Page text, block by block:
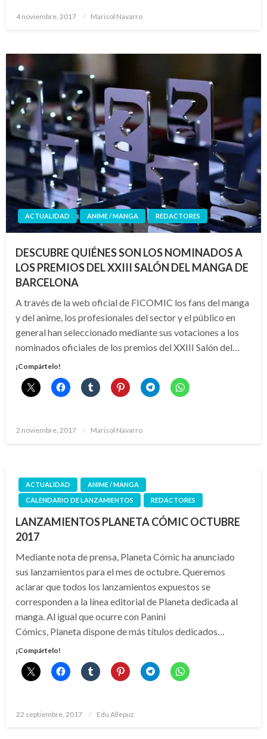
Publicado
4 noviembre, 2017 Marisol Navarro
ACTUALIDAD ANIME / MANGA REDACTORES
DESCUBRE QUIÉNES SON LOS NOMINADOS A
LOS PREMIOS DEL XXIII SALÓN DEL MANGA DE
BARCELONA
A través de la web oficial de FICOMIC los fans del manga
y del anime, los profesionales del sector y el público en
general han seleccionado mediante sus votaciones a los
nominados oficiales de los premios del XXIII Salón del…
¡Compártelo!
Publicado
2 noviembre, 2017 Marisol Navarro
ACTUALIDAD
ANIME / MANGA
CALENDARIO DE LANZAMIENTOS
REDACTORES
LANZAMIENTOS PLANETA CÓMIC OCTUBRE
2017
Mediante nota de prensa, Planeta Cómic ha anunciado
sus lanzamientos para el mes de octubre. Queremos
aclarar que todos los lanzamientos expuestos se
corresponden a la línea editorial de Planeta dedicada al
manga. Al igual que ocurre con Panini
Cómics, Planeta dispone de más títulos dedicados…
¡Compártelo!
Publicado
22 septiembre, 2017 Edu Allepuz